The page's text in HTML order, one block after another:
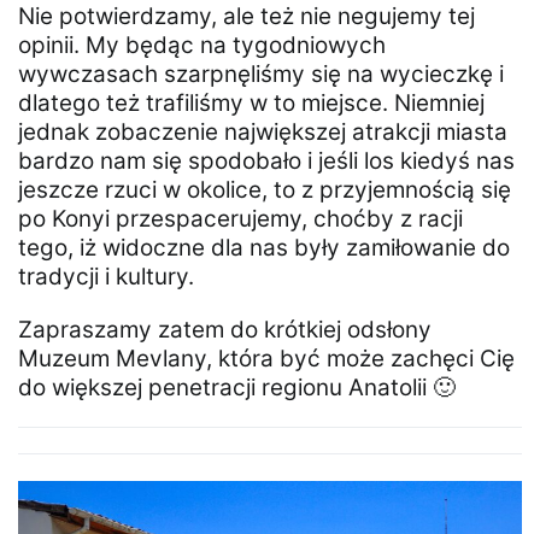
Nie potwierdzamy, ale też nie negujemy tej
opinii. My będąc na tygodniowych
wywczasach szarpnęliśmy się na wycieczkę i
dlatego też trafiliśmy w to miejsce. Niemniej
jednak zobaczenie największej atrakcji miasta
bardzo nam się spodobało i jeśli los kiedyś nas
jeszcze rzuci w okolice, to z przyjemnością się
po Konyi przespacerujemy, choćby z racji
tego, iż widoczne dla nas były zamiłowanie do
tradycji i kultury.
Zapraszamy zatem do krótkiej odsłony
Muzeum Mevlany, która być może zachęci Cię
do większej penetracji regionu Anatolii 🙂